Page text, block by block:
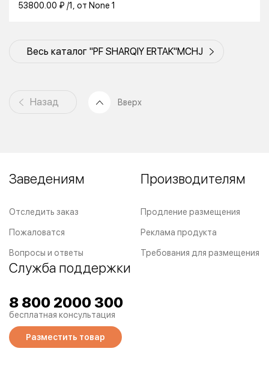
53800.00 ₽ /1, от None 1
Весь каталог "PF SHARQIY ERTAK"MCHJ
Назад Вверх
Заведениям
Отследить заказ
Пожаловатся
Вопросы и ответы
Производителям
Продление размещения
Реклама продукта
Требования для размещения
Служба поддержки
8 800 2000 300
бесплатная консультация
Разместить товар